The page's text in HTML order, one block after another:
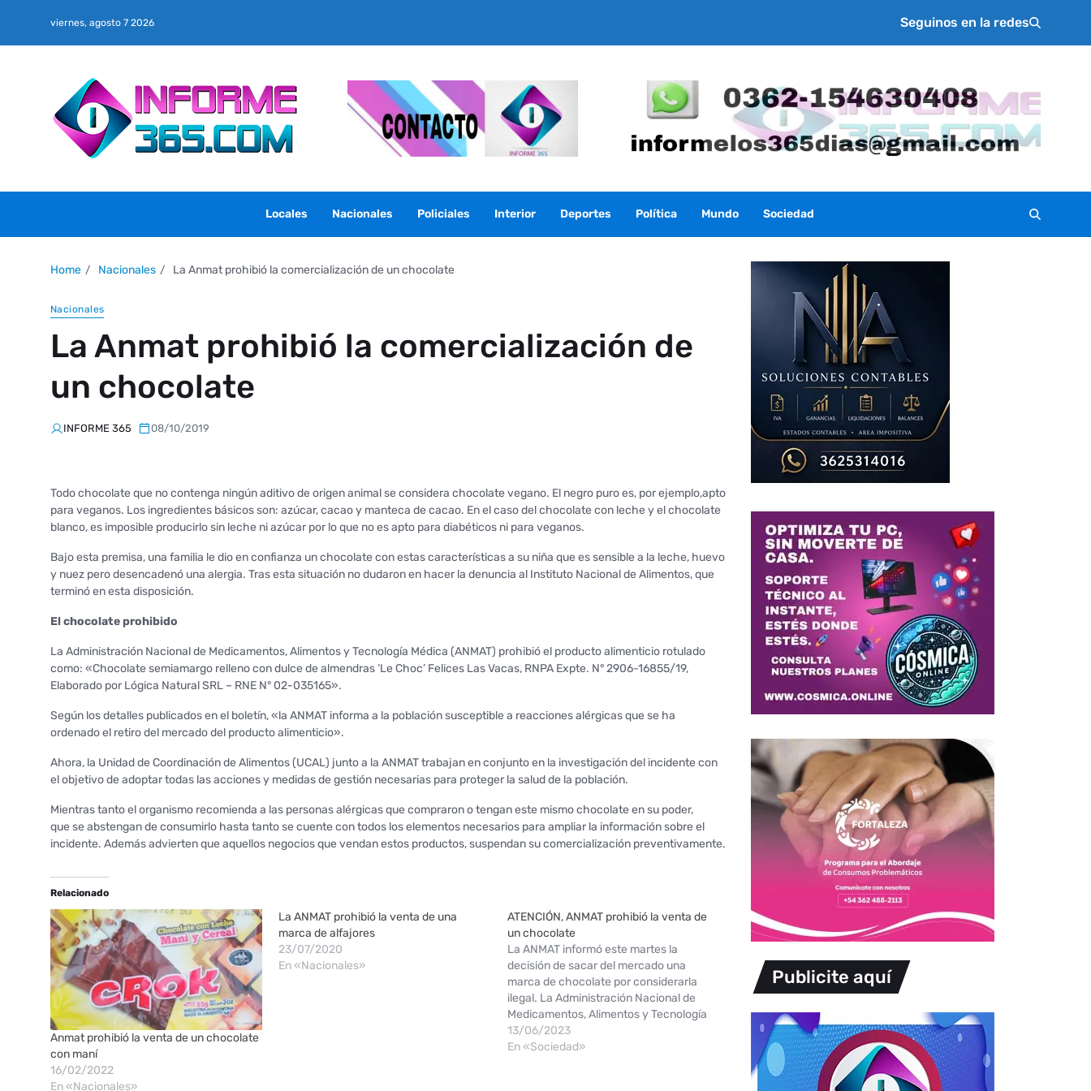
viernes, agosto 7 2026 Seguinos en la redes
Locales Nacionales Policiales Interior Deportes Política Mundo Sociedad
Home Nacionales La Anmat prohibió la comercialización de un chocolate
Nacionales
La Anmat prohibió la comercialización de
un chocolate
INFORME 365 08/10/2019
Todo chocolate que no contenga ningún aditivo de origen animal se considera chocolate vegano. El negro puro es, por ejemplo,apto
para veganos. Los ingredientes básicos son: azúcar, cacao y manteca de cacao. En el caso del chocolate con leche y el chocolate
blanco, es imposible producirlo sin leche ni azúcar por lo que no es apto para diabéticos ni para veganos.
Bajo esta premisa, una familia le dio en confianza un chocolate con estas características a su niña que es sensible a la leche, huevo
y nuez pero desencadenó una alergia. Tras esta situación no dudaron en hacer la denuncia al Instituto Nacional de Alimentos, que
terminó en esta disposición.
El chocolate prohibido
La Administración Nacional de Medicamentos, Alimentos y Tecnología Médica (ANMAT) prohibió el producto alimenticio rotulado
como: «Chocolate semiamargo relleno con dulce de almendras ‘Le Choc’ Felices Las Vacas, RNPA Expte. N° 2906-16855/19,
Elaborado por Lógica Natural SRL – RNE N° 02-035165».
Según los detalles publicados en el boletín, «la ANMAT informa a la población susceptible a reacciones alérgicas que se ha
ordenado el retiro del mercado del producto alimenticio».
Ahora, la Unidad de Coordinación de Alimentos (UCAL) junto a la ANMAT trabajan en conjunto en la investigación del incidente con
el objetivo de adoptar todas las acciones y medidas de gestión necesarias para proteger la salud de la población.
Mientras tanto el organismo recomienda a las personas alérgicas que compraron o tengan este mismo chocolate en su poder,
que se abstengan de consumirlo hasta tanto se cuente con todos los elementos necesarios para ampliar la información sobre el
incidente. Además advierten que aquellos negocios que vendan estos productos, suspendan su comercialización preventivamente.
Relacionado
Anmat prohibió la venta de un chocolate
con maní
16/02/2022
En «Nacionales»
La ANMAT prohibió la venta de una
marca de alfajores
23/07/2020
En «Nacionales»
ATENCIÓN, ANMAT prohibió la venta de
un chocolate
La ANMAT informó este martes la
decisión de sacar del mercado una
marca de chocolate por considerarla
ilegal. La Administración Nacional de
Medicamentos, Alimentos y Tecnología
Médica (ANMAT) anunció la prohibición
de venta y consumo de una marca de
13/06/2023
En «Sociedad»
Publicite aquí